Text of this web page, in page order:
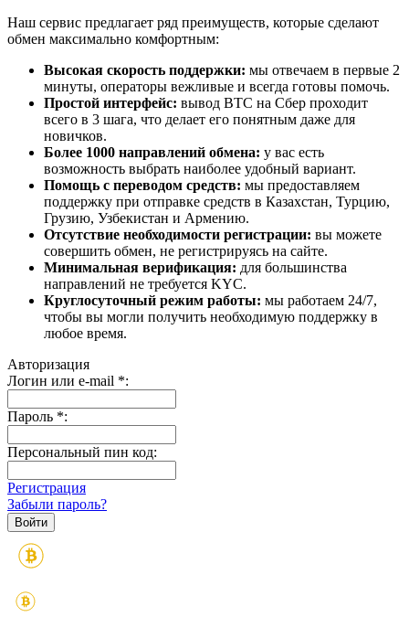
Наш сервис предлагает ряд преимуществ, которые сделают
обмен максимально комфортным:
Высокая скорость поддержки: мы отвечаем в первые 2
минуты, операторы вежливые и всегда готовы помочь.
Простой интерфейс: вывод BTC на Сбер проходит
всего в 3 шага, что делает его понятным даже для
новичков.
Более 1000 направлений обмена: у вас есть
возможность выбрать наиболее удобный вариант.
Помощь с переводом средств: мы предоставляем
поддержку при отправке средств в Казахстан, Турцию,
Грузию, Узбекистан и Армению.
Отсутствие необходимости регистрации: вы можете
совершить обмен, не регистрируясь на сайте.
Минимальная верификация: для большинства
направлений не требуется KYC.
Круглосуточный режим работы: мы работаем 24/7,
чтобы вы могли получить необходимую поддержку в
любое время.
Авторизация
Логин или e-mail *:
Пароль *:
Персональный пин код:
Регистрация
Забыли пароль?